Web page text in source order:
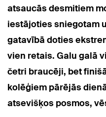
atsaucās desmitiem
iestājoties sniegotam
gatavībā doties
vien retais. Galu galā
četri braucēji, bet
kolēģiem pārējās
atsevišķos posmos,